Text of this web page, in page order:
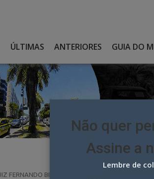
ÚLTIMAS ANTERIORES GUIA DO
FERNANDO BIAGIOTTI ASSUME O COMERCIAL DA
Não quer
Assine a
Lembre de